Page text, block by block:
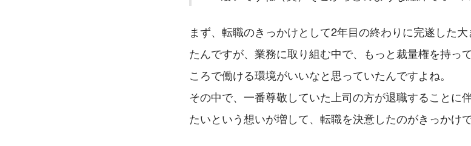
まず、転職のきっかけとして2年目の終わりに完遂した
たんですが、業務に取り組む中で、もっと裁量権を持っ
ころで働ける環境がいいなと思っていたんですよね。
その中で、一番尊敬していた上司の方が退職することに
たいという想いが増して、転職を決意したのがきっかけで